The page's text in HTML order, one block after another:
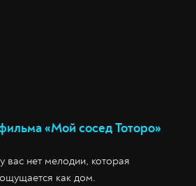
«Мой сосед Тоторо»
вас нет мелодии, которая
как дом.